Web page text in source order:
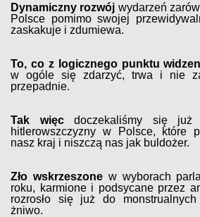
Dynamiczny rozwój wydarzeń
Polsce pomimo swojej
zaskakuje i zdumiewa.
To, co z logicznego punktu
w ogóle się zdarzyć, trwa i nie
przepadnie.
Tak więcdoczekaliśmy się już
hitlerowszczyzny w Polsce, które
nasz kraj i niszczą nas jak buldożer.
Zło wskrzeszonew wyborach
roku, karmione i podsycane przez
rozrosło się już do
żniwo.